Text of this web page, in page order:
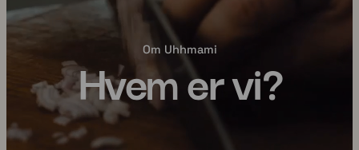
Om Uhhmami
Hvem er vi?